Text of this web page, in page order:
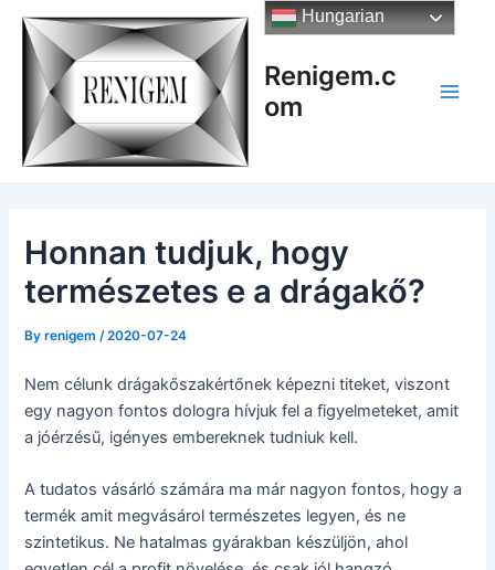
Skip
content
Renigem.c
om
Honnan tudjuk, hogy
természetes e a drágakő?
Byrenigem /2020-07-24
Nem célunk drágakőszakértőnek képezni titeket, viszont
egy nagyon fontos dologra hívjuk fel a figyelmeteket, amit
a jóérzésű, igényes embereknek tudniuk kell.
A tudatos vásárló számára ma már nagyon fontos, hogy a
termék amit megvásárol természetes legyen, és ne
szintetikus. Ne hatalmas gyárakban készüljön, ahol
Hungarian